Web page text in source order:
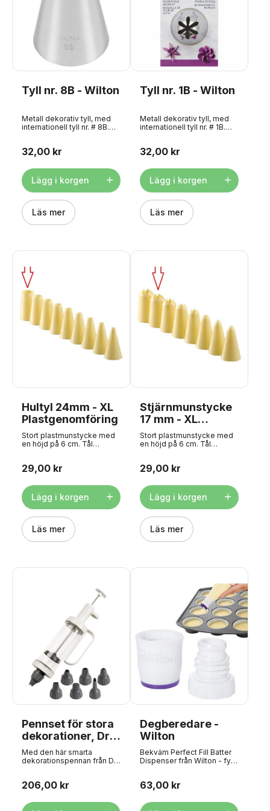
Tyll nr. 8B - Wilton
Metall dekorativ tyll, med
internationell tyll nr. # 8B.
göra droppblommor och
bra skopa för churros!
Diskning rekommenderas
inte. Mäter ca 18 mm Passar
munstycksadapter: Nej
32,00 kr
Lägg i korgen
Läs mer
Tyll nr. 1B - Wilton
Metall dekorativ tyll, med
internationell tyll nr. # 1B.
göra stora droppblommor
rekommenderas inte. Mäter
ca 17 mm Passar till
pipadapter: Large
32,00 kr
Lägg i korgen
Läs mer
Hultyl 24mm - XL
Plastgenomföring
Stort plastmunstycke med
en höjd på 6 cm. Tål
Håldiameter: Ø24 mm
munstycksadapter: Nej
29,00 kr
Lägg i korgen
Läs mer
Stjärnmunstycke
17 mm - XL
plastmunstycke
Stort plastmunstycke med
en höjd på 6 cm. Tål
Håldiameter: Ø17 mm
munstycksadapter: Nej
29,00 kr
Lägg i korgen
Läs mer
Pennset för stora
dekorationer, Dr
Oetker
Med den här smarta
dekorationspennan från Dr.
cupcakes eller kakor med
smörkräm till royal icing och
206,00 kr
Degberedare -
Wilton
Bekväm Perfect Fill Batter
Dispenser från Wilton - fyll
spill! Använd degspridaren i
sprutpåsar som är minst 40
63,00 kr